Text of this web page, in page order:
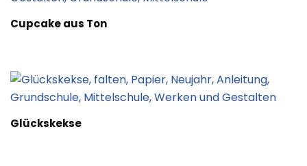
Cupcake aus Ton
Glückskekse